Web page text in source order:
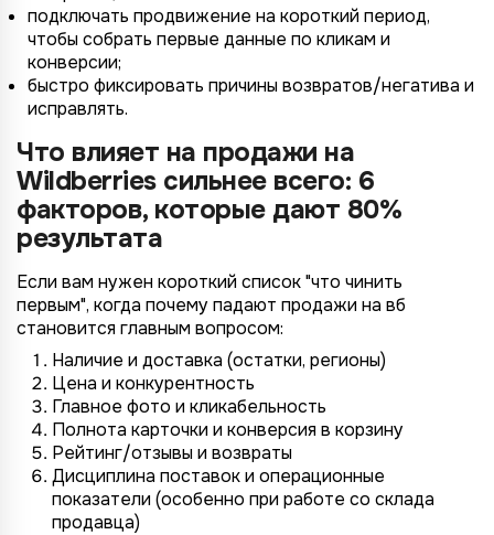
подключать продвижение на короткий период,
чтобы собрать первые данные по кликам и
конверсии;
быстро фиксировать причины возвратов/негатива и
исправлять.
Что влияет на продажи на
Wildberries сильнее всего: 6
факторов, которые дают 80%
результата
Если вам нужен короткий список "что чинить
первым", когда почему падают продажи на вб
становится главным вопросом:
Наличие и доставка (остатки, регионы)
Цена и конкурентность
Главное фото и кликабельность
Полнота карточки и конверсия в корзину
Рейтинг/отзывы и возвраты
Дисциплина поставок и операционные
показатели (особенно при работе со склада
продавца)